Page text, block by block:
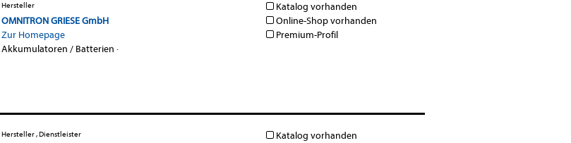
Hersteller
OMNITRON GRIESE GmbH
Zur Homepage
Akkumulatoren / Batterien ·
Katalog vorhanden
Online-Shop vorhanden
Premium-Profil
Hersteller , Dienstleister
Katalog vorhanden